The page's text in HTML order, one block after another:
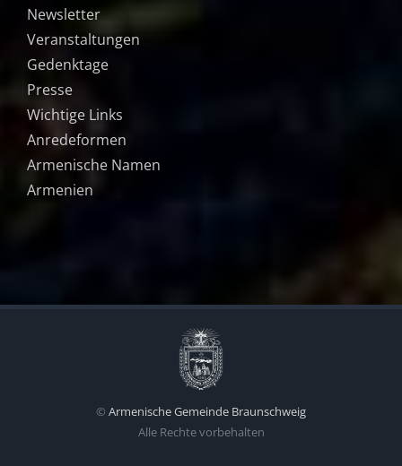
Newsletter
Veranstaltungen
Gedenktage
Presse
Wichtige Links
Anredeformen
Armenische Namen
Armenien
© Armenische Gemeinde Braunschweig
Alle Rechte vorbehalten